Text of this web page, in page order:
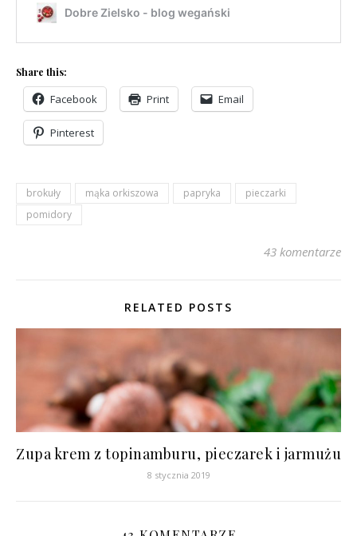
Share this:
Facebook Print Email
Pinterest
brokuły mąka orkiszowa papryka
pieczarki
pomidory
43 komentarze
RELATED POSTS
Zupa krem z topinamburu, pieczarek i jarmużu
8 stycznia 2019